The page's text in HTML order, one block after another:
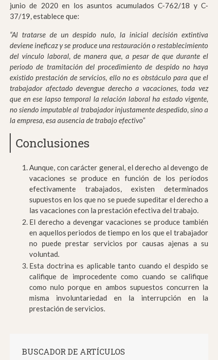
junio de 2020 en los asuntos acumulados C-762/18 y C-
37/19, establece que:
“Al tratarse de un despido nulo, la inicial decisión extintiva
deviene ineficaz y se produce una restauración o restablecimiento
del vínculo laboral, de manera que, a pesar de que durante el
periodo de tramitación del procedimiento de despido no haya
existido prestación de servicios, ello no es obstáculo para que el
trabajador afectado devengue derecho a vacaciones, toda vez
que en ese lapso temporal la relación laboral ha estado vigente,
no siendo imputable al trabajador injustamente despedido, sino a
la empresa, esa ausencia de trabajo efectivo”
Conclusiones
Aunque, con carácter general, el derecho al devengo de
vacaciones se produce en función de los períodos
efectivamente trabajados, existen determinados
supuestos en los que no se puede supeditar el derecho a
las vacaciones con la prestación efectiva del trabajo.
El derecho a devengar vacaciones se produce también
en aquellos periodos de tiempo en los que el trabajador
no puede prestar servicios por causas ajenas a su
voluntad.
Esta doctrina es aplicable tanto cuando el despido se
califique de improcedente como cuando se califique
como nulo porque en ambos supuestos concurren la
misma involuntariedad en la interrupción en la
prestación de servicios.
BUSCADOR DE ARTÍCULOS